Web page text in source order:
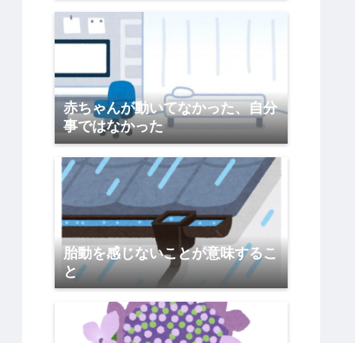
赤ちゃんが動いてなかった、自分
事ではなかった
胎動を感じないことが意味するこ
と